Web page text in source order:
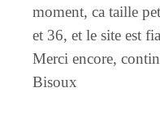
moment, ca taille
et 36, et le site est
Merci encore,
Bisoux